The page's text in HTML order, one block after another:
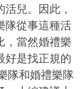
兒。因此，
隊從事這種活
，當然婚禮樂
好是找正規的
隊和婚禮樂隊